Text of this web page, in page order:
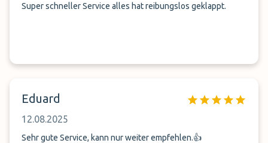
Super schneller Service alles hat reibungslos geklappt.
Eduard
12.08.2025
Sehr gute Service, kann nur weiter empfehlen.👍